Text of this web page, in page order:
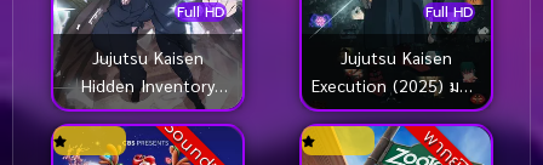
Full HD
Jujutsu Kaisen
Hidden Inventory
Premature Death The
Movie (2025) มหา
Full HD
Jujutsu Kaisen
Execution (2025) มหา
เวทย์ผนึกมาร เดอะมูฟวี่
อุบัติการณ์ชิบูย่า ×